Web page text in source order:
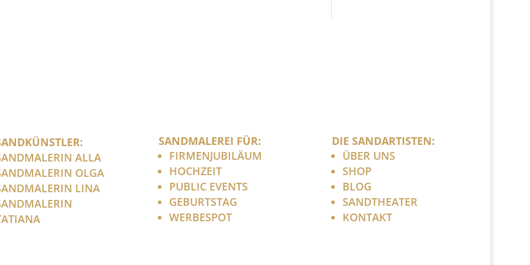
ALLA
OLGA
LINA
SANDMALEREI FÜR:
FIRMENJUBILÄUM
HOCHZEIT
PUBLIC EVENTS
GEBURTSTAG
WERBESPOT
DIE SANDARTISTEN:
ÜBER UNS
SHOP
BLOG
SANDTHEATER
KONTAKT